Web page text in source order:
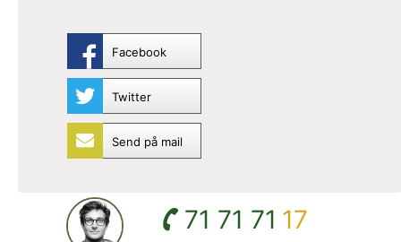
Facebook
Twitter
Send på mail
71 71 71 17